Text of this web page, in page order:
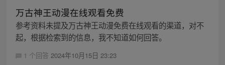
万古神王动漫在线观看免费
参考资料未提及万古神王动漫免费在线观看的渠道，对不
起，根据检索到的信息，我不知道如何回答。
1 个回答 2024年10月15日 23:23